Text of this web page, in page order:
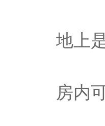
地上
房内